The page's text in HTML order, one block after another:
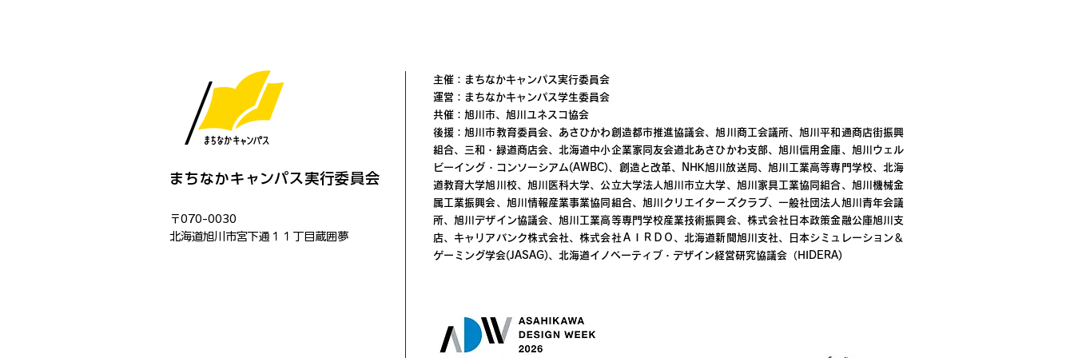
まちなかキャンパス実行委員会
〒070-0030
​北海道旭川市宮下通１１丁目蔵囲夢
主催：まちなかキャンパス実行委員会
運営：まちなかキャンパス学生委員会
共催：旭川市、旭川ユネスコ協会
後援：旭川市教育委員会、あさひかわ創造都市推進協議会、旭川商工会議所、旭川平和通商店街振興
組合、三和・緑道商店会、北海道中小企業家同友会道北あさひかわ支部、旭川信用金庫、旭川ウェル
ビーイング・コンソーシアム(AWBC)、創造と改革、NHK旭川放送局、旭川工業高等専門学校、北海
道教育大学旭川校、旭川医科大学、公立大学法人旭川市立大学、旭川家具工業協同組合、旭川機械金
属工業振興会、旭川情報産業事業協同組合、旭川クリエイターズクラブ、一般社団法人旭川青年会議
所、旭川デザイン協議会、旭川工業高等専門学校産業技術振興会、株式会社日本政策金融公庫旭川支
店、キャリアバンク株式会社、株式会社ＡＩＲＤＯ、北海道新聞旭川支社、日本シミュレーション＆
ゲーミング学会(JASAG)、北海道イノベーティブ・デザイン経営研究協議会（HIDERA)